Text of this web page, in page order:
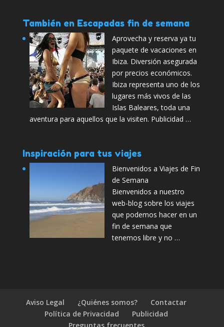
También en Escapadas fin de semana
Aprovecha y reserva ya tu
paquete de vacaciones en
Ibiza. Diversión asegurada
por precios económicos.
Ibiza representa uno de los
lugares más vivos de las
Islas Baleares, toda una
aventura para aquellos que la visiten. Publicidad …
Inspiración para tus viajes
Bienvenidos a Viajes de Fin
de Semana
Bienvenidos a nuestro
web-blog sobre los viajes
que podemos hacer en un
fin de semana que
tenemos libre y no …
Aviso Legal ¿Quiénes somos?
Contactar
Política de Privacidad
Publicidad